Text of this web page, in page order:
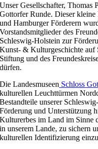
Unser Gesellschafter, Thomas
Gottorfer Runde. Dieser
und Hamburger Förderern
Vorstandsmitglieder des
Schleswig-Holstein zur
Kunst- & Kulturgeschichte auf
Stiftung und des
dürfen.
Die Landesmuseen Schloss
kulturellen Leuchttürmen
Bestandteile unserer
Förderung und Unterstützung
Kulturerbes im Land im Sinne
in unserem Lande, zu sichern
kulturellen Identifizierung